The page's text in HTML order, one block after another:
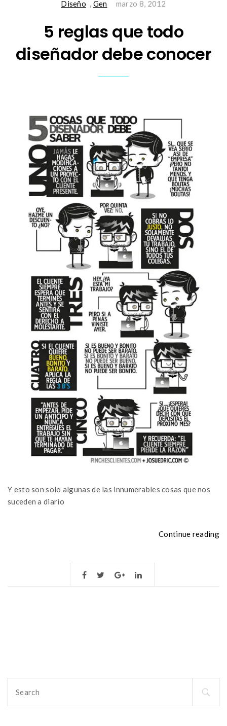
Diseño , Gen marzo 8, 2012
5 reglas que todo
diseñador debe conocer
Y esto son solo algunas de las innumerables cosas que nos
suceden a diario
Continue reading«5
for: